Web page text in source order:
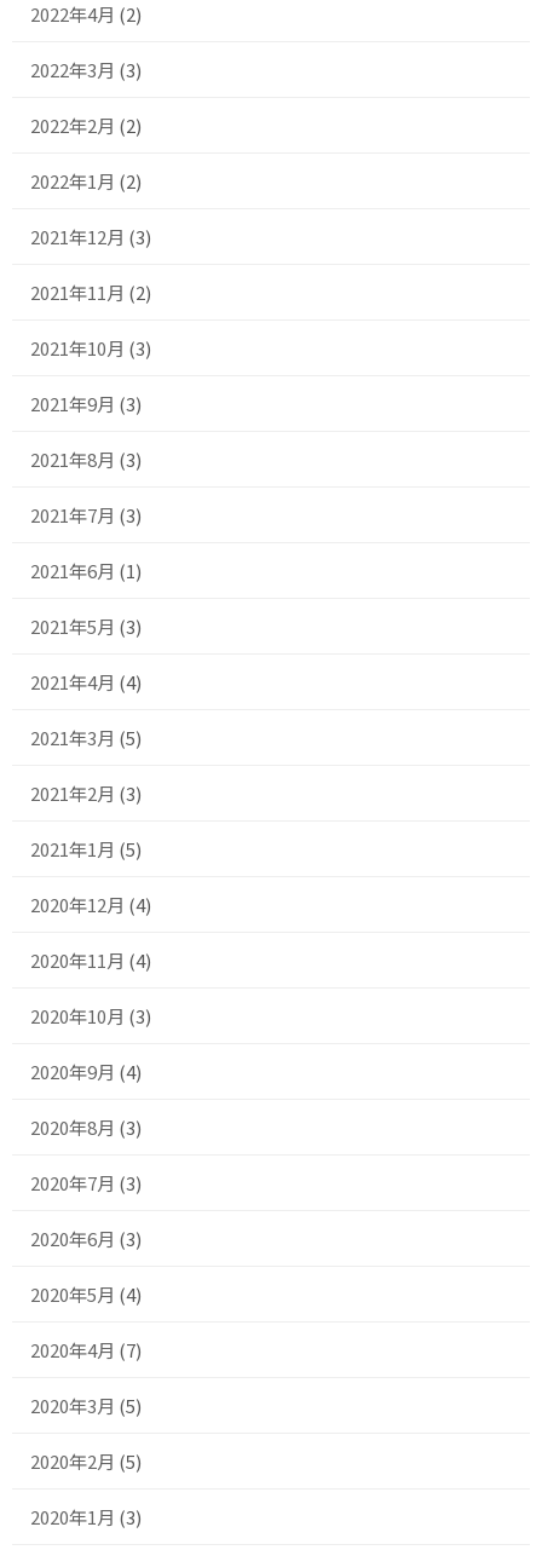
2022年4月 (2)
2022年3月 (3)
2022年2月 (2)
2022年1月 (2)
2021年12月 (3)
2021年11月 (2)
2021年10月 (3)
2021年9月 (3)
2021年8月 (3)
2021年7月 (3)
2021年6月 (1)
2021年5月 (3)
2021年4月 (4)
2021年3月 (5)
2021年2月 (3)
2021年1月 (5)
2020年12月 (4)
2020年11月 (4)
2020年10月 (3)
2020年9月 (4)
2020年8月 (3)
2020年7月 (3)
2020年6月 (3)
2020年5月 (4)
2020年4月 (7)
2020年3月 (5)
2020年2月 (5)
2020年1月 (3)